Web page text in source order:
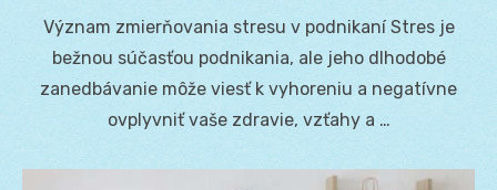
Význam zmierňovania stresu v podnikaní Stres je
bežnou súčasťou podnikania, ale jeho dlhodobé
zanedbávanie môže viesť k vyhoreniu a negatívne
ovplyvniť vaše zdravie, vzťahy a …